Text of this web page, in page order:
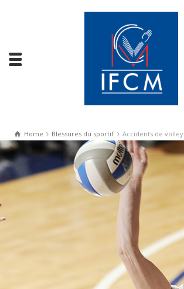
Home Blessures du sportif Accidents de volley